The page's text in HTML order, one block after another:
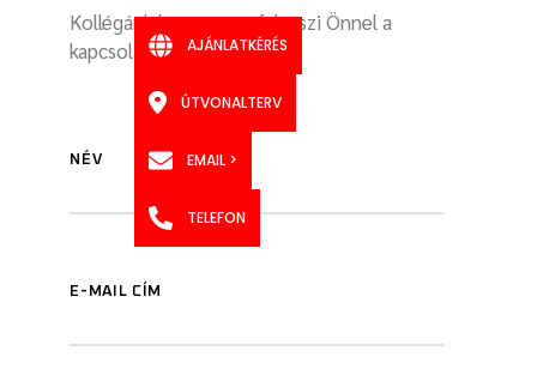
Kollégánk hamarosan felveszi Önnel a
kapcsolatot
NÉV
E-MAIL CÍM
AJÁNLATKÉRÉS
ÚTVONALTERV
EMAIL >
TELEFON